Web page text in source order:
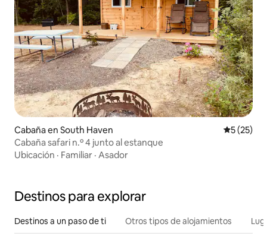
Cabaña en South Haven
5 (25)
Cabaña safari n.º 4 junto al estanque
Ubicación · Familiar · Asador
Destinos para explorar
Destinos a un paso de ti Otros tipos de alojamientos